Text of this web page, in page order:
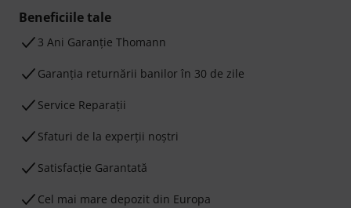
Beneficiile tale
3 Ani Garanție Thomann
Garanţia returnării banilor în 30 de zile
Service Reparații
Sfaturi de la experții noștri
Satisfacție Garantată
Cel mai mare depozit din Europa